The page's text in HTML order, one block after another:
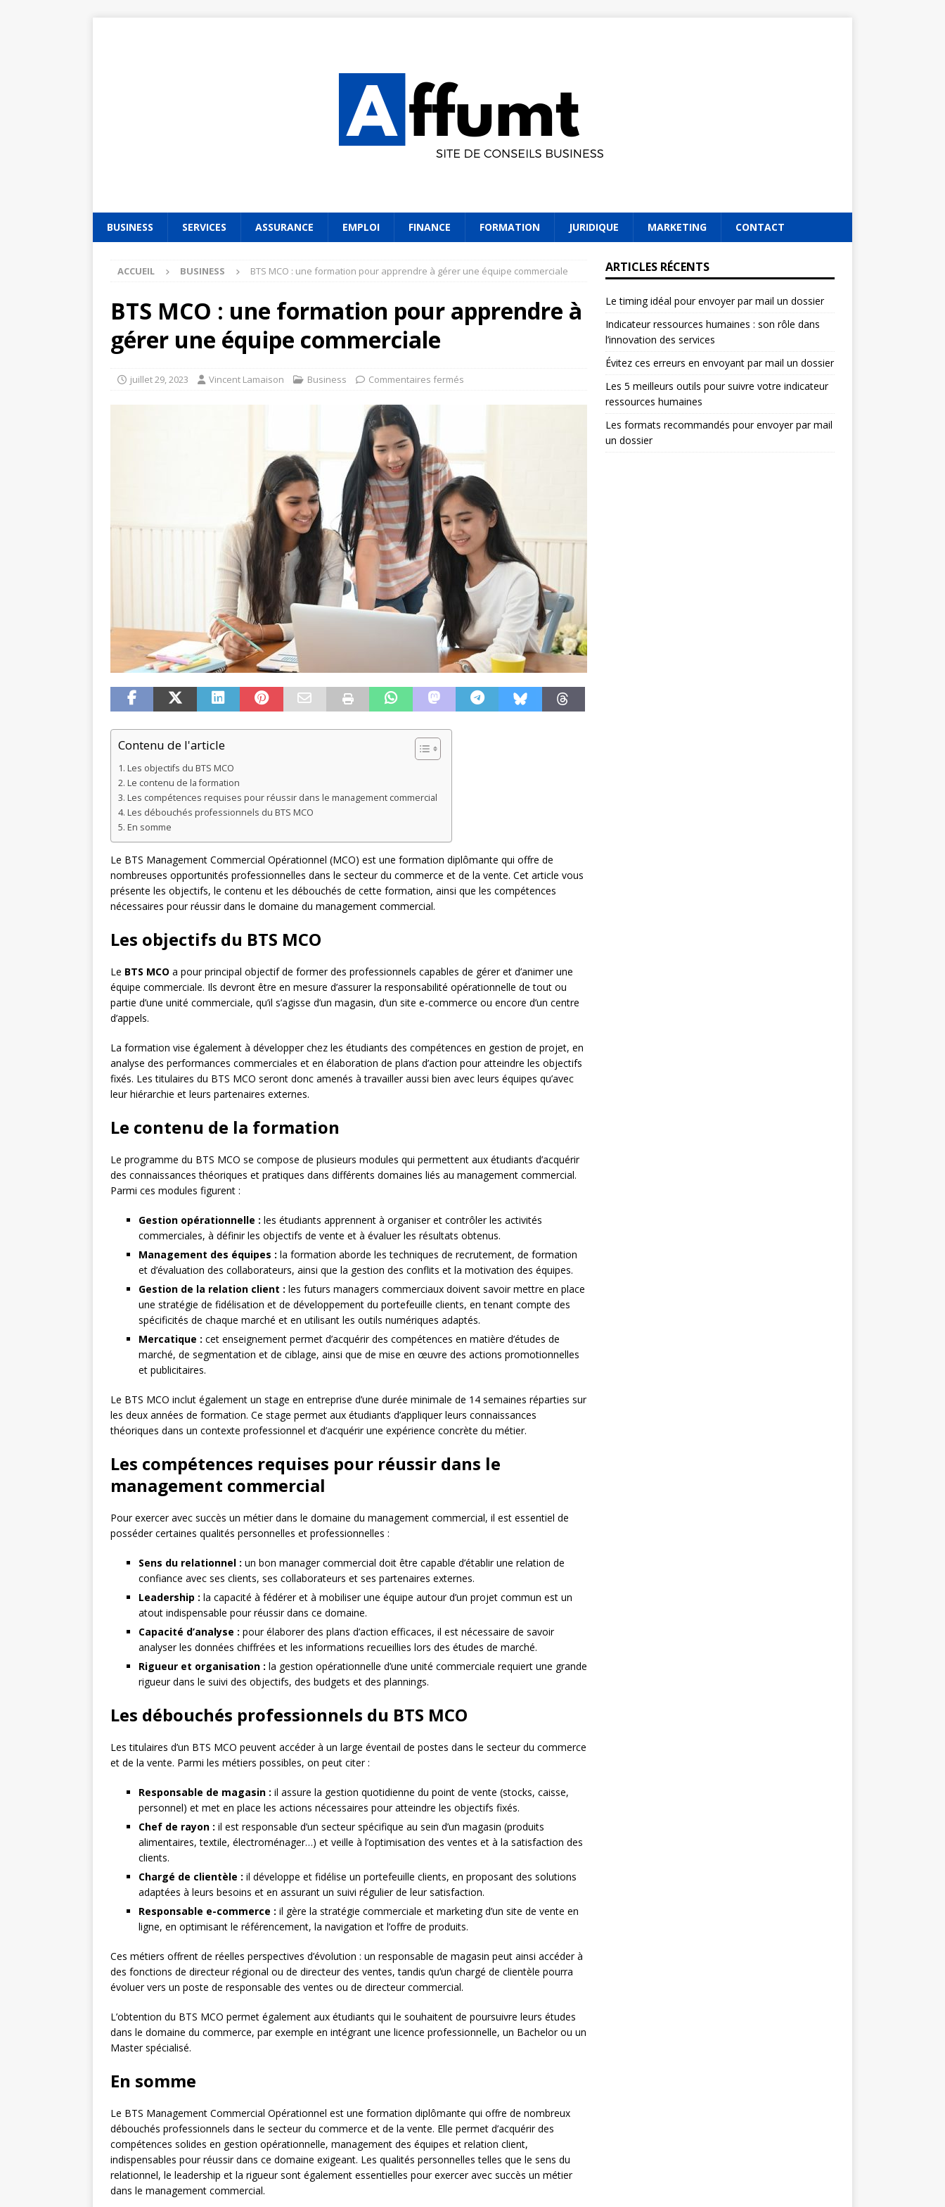
BUSINESS SERVICES ASSURANCE EMPLOI FINANCE FORMATION JURIDIQUE MARKETING CONTACT
ACCUEIL BUSINESS BTS MCO : une formation pour apprendre à gérer une équipe commerciale
BTS MCO : une formation pour apprendre à
gérer une équipe commerciale
juillet 29, 2023 Vincent Lamaison Business Commentaires fermés
Contenu de l'article
Les objectifs du BTS MCO
Le contenu de la formation
Les compétences requises pour réussir dans le management commercial
Les débouchés professionnels du BTS MCO
En somme
Le BTS Management Commercial Opérationnel (MCO) est une formation diplômante qui offre de
nombreuses opportunités professionnelles dans le secteur du commerce et de la vente. Cet article vous
présente les objectifs, le contenu et les débouchés de cette formation, ainsi que les compétences
nécessaires pour réussir dans le domaine du management commercial.
Les objectifs du BTS MCO
Le BTS MCO a pour principal objectif de former des professionnels capables de gérer et d’animer une
équipe commerciale. Ils devront être en mesure d’assurer la responsabilité opérationnelle de tout ou
partie d’une unité commerciale, qu’il s’agisse d’un magasin, d’un site e-commerce ou encore d’un centre
d’appels.
La formation vise également à développer chez les étudiants des compétences en gestion de projet, en
analyse des performances commerciales et en élaboration de plans d’action pour atteindre les objectifs
fixés. Les titulaires du BTS MCO seront donc amenés à travailler aussi bien avec leurs équipes qu’avec
leur hiérarchie et leurs partenaires externes.
Le contenu de la formation
Le programme du BTS MCO se compose de plusieurs modules qui permettent aux étudiants d’acquérir
des connaissances théoriques et pratiques dans différents domaines liés au management commercial.
Parmi ces modules figurent :
Gestion opérationnelle : les étudiants apprennent à organiser et contrôler les activités
commerciales, à définir les objectifs de vente et à évaluer les résultats obtenus.
Management des équipes : la formation aborde les techniques de recrutement, de formation
et d’évaluation des collaborateurs, ainsi que la gestion des conflits et la motivation des équipes.
Gestion de la relation client : les futurs managers commerciaux doivent savoir mettre en place
une stratégie de fidélisation et de développement du portefeuille clients, en tenant compte des
spécificités de chaque marché et en utilisant les outils numériques adaptés.
Mercatique : cet enseignement permet d’acquérir des compétences en matière d’études de
marché, de segmentation et de ciblage, ainsi que de mise en œuvre des actions promotionnelles
et publicitaires.
Le BTS MCO inclut également un stage en entreprise d’une durée minimale de 14 semaines réparties sur
les deux années de formation. Ce stage permet aux étudiants d’appliquer leurs connaissances
théoriques dans un contexte professionnel et d’acquérir une expérience concrète du métier.
Les compétences requises pour réussir dans le
management commercial
Pour exercer avec succès un métier dans le domaine du management commercial, il est essentiel de
posséder certaines qualités personnelles et professionnelles :
Sens du relationnel : un bon manager commercial doit être capable d’établir une relation de
confiance avec ses clients, ses collaborateurs et ses partenaires externes.
Leadership : la capacité à fédérer et à mobiliser une équipe autour d’un projet commun est un
atout indispensable pour réussir dans ce domaine.
Capacité d’analyse : pour élaborer des plans d’action efficaces, il est nécessaire de savoir
analyser les données chiffrées et les informations recueillies lors des études de marché.
Rigueur et organisation : la gestion opérationnelle d’une unité commerciale requiert une grande
rigueur dans le suivi des objectifs, des budgets et des plannings.
Les débouchés professionnels du BTS MCO
Les titulaires d’un BTS MCO peuvent accéder à un large éventail de postes dans le secteur du commerce
et de la vente. Parmi les métiers possibles, on peut citer :
Responsable de magasin : il assure la gestion quotidienne du point de vente (stocks, caisse,
personnel) et met en place les actions nécessaires pour atteindre les objectifs fixés.
Chef de rayon : il est responsable d’un secteur spécifique au sein d’un magasin (produits
alimentaires, textile, électroménager…) et veille à l’optimisation des ventes et à la satisfaction des
clients.
Chargé de clientèle : il développe et fidélise un portefeuille clients, en proposant des solutions
adaptées à leurs besoins et en assurant un suivi régulier de leur satisfaction.
Responsable e-commerce : il gère la stratégie commerciale et marketing d’un site de vente en
ligne, en optimisant le référencement, la navigation et l’offre de produits.
Ces métiers offrent de réelles perspectives d’évolution : un responsable de magasin peut ainsi accéder à
des fonctions de directeur régional ou de directeur des ventes, tandis qu’un chargé de clientèle pourra
évoluer vers un poste de responsable des ventes ou de directeur commercial.
L’obtention du BTS MCO permet également aux étudiants qui le souhaitent de poursuivre leurs études
dans le domaine du commerce, par exemple en intégrant une licence professionnelle, un Bachelor ou un
Master spécialisé.
En somme
Le BTS Management Commercial Opérationnel est une formation diplômante qui offre de nombreux
débouchés professionnels dans le secteur du commerce et de la vente. Elle permet d’acquérir des
compétences solides en gestion opérationnelle, management des équipes et relation client,
indispensables pour réussir dans ce domaine exigeant. Les qualités personnelles telles que le sens du
relationnel, le leadership et la rigueur sont également essentielles pour exercer avec succès un métier
dans le management commercial.
ARTICLES RÉCENTS
Le timing idéal pour envoyer par mail un dossier
Indicateur ressources humaines : son rôle dans
l’innovation des services
Évitez ces erreurs en envoyant par mail un dossier
Les 5 meilleurs outils pour suivre votre indicateur
ressources humaines
Les formats recommandés pour envoyer par mail
un dossier